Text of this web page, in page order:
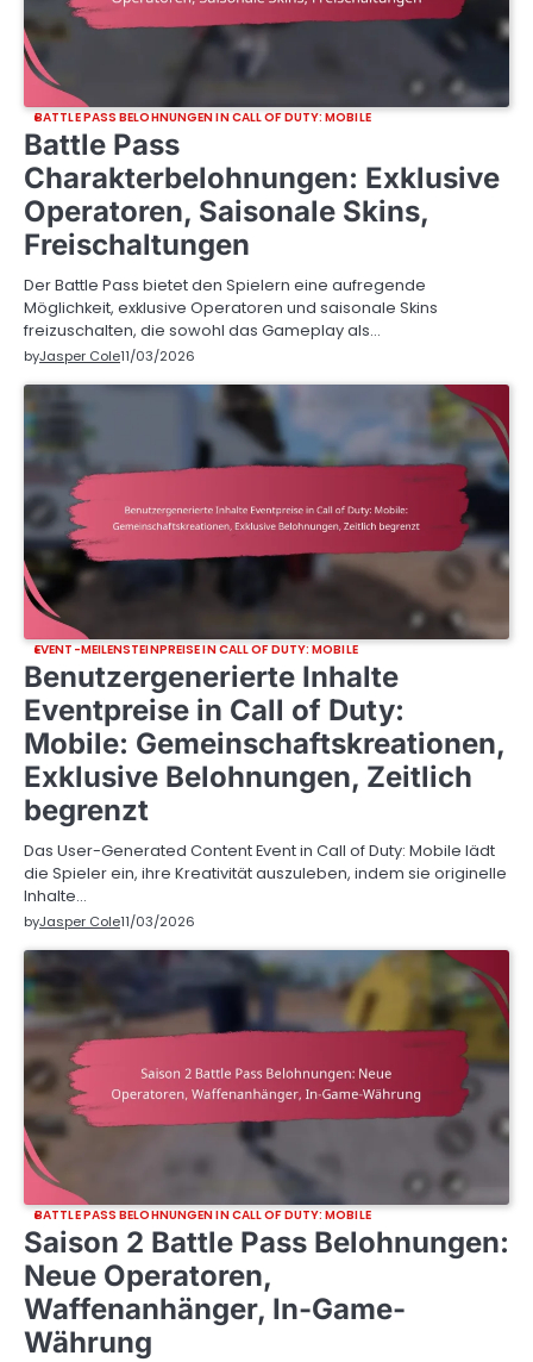
BATTLE PASS BELOHNUNGEN IN CALL OF DUTY: MOBILE
Battle Pass
Charakterbelohnungen: Exklusive
Operatoren, Saisonale Skins,
Freischaltungen
Der Battle Pass bietet den Spielern eine aufregende
Möglichkeit, exklusive Operatoren und saisonale Skins
freizuschalten, die sowohl das Gameplay als…
byJasper Cole11/03/2026
EVENT-MEILENSTEINPREISE IN CALL OF DUTY: MOBILE
Benutzergenerierte Inhalte
Eventpreise in Call of Duty:
Mobile: Gemeinschaftskreationen,
Exklusive Belohnungen, Zeitlich
begrenzt
Das User-Generated Content Event in Call of Duty: Mobile lädt
die Spieler ein, ihre Kreativität auszuleben, indem sie originelle
Inhalte…
byJasper Cole11/03/2026
BATTLE PASS BELOHNUNGEN IN CALL OF DUTY: MOBILE
Saison 2 Battle Pass Belohnungen:
Neue Operatoren,
Waffenanhänger, In-Game-
Währung